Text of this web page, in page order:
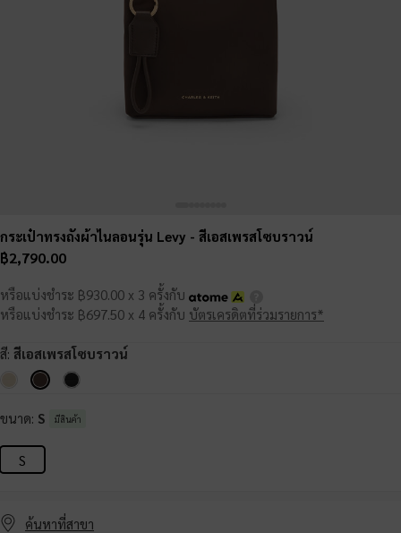
กระเป๋าทรงถังผ้าไนลอนรุ่น Levy - สีเอสเพรสโซบราวน์
฿2,790.00
หรือแบ่งชำระ ฿930.00 x 3 ครั้งกับ
หรือแบ่งชำระ ฿697.50 x 4 ครั้งกับ บัตรเครดิตที่ร่วมรายการ*
สี: สีเอสเพรสโซบราวน์
ขนาด: S มีสินค้า
S
ค้นหาที่สาขา